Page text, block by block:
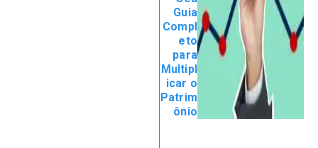
Guia
Compl
eto
para
Multipl
icar o
Patrim
ônio